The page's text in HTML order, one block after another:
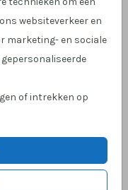
websiteverkeer en
marketing- en sociale
of intrekken op
uitverkocht!
met ons op.